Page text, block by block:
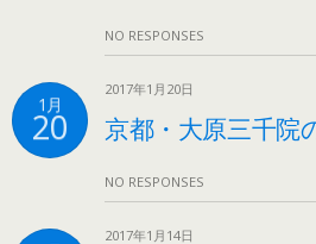
NO RESPONSES
1月
20
2017年1月20日
京都・大原三千院
NO RESPONSES
2017年1月14日